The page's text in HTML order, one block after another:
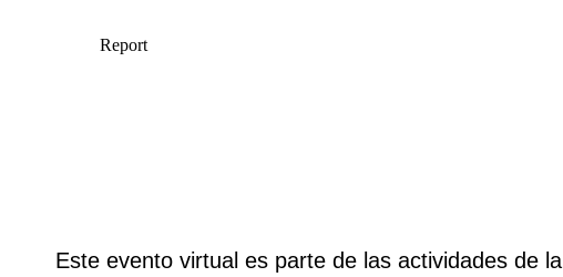
Este evento virtual es parte de las actividades de la